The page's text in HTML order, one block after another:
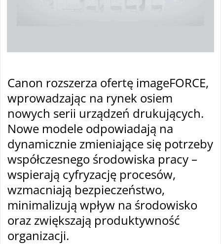
Canon rozszerza ofertę imageFORCE,
wprowadzając na rynek osiem
nowych serii urządzeń drukujących.
Nowe modele odpowiadają na
dynamicznie zmieniające się potrzeby
współczesnego środowiska pracy –
wspierają cyfryzację procesów,
wzmacniają bezpieczeństwo,
minimalizują wpływ na środowisko
oraz zwiększają produktywność
organizacji.